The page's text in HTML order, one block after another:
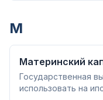
М
Материнский
Государственная
использовать на